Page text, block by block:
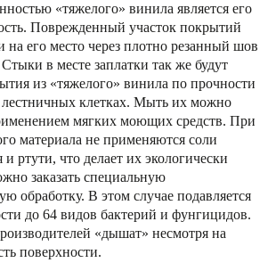
«тяжелого» винила является его
Поврежденный участок покрытий
на его место через плотно резанный шов
Стыки в месте заплатки так же будут
из «тяжелого» винила по прочности
клетках. Мыть их можно
мягких моющих средств. При
материала не применяются соли
ртути, что делает их экологически
заказать специальную
обработку. В этом случае подавляется
до 64 видов бактерий и фунгицидов.
«дышат» несмотря на
поверхности.